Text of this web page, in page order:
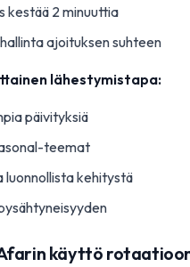
kestää 2 minuuttia
ajoituksen suhteen
lähestymistapa:
päivityksiä
teemat
luonnollista kehitystä
käyttö